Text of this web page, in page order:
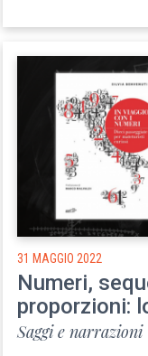
31 MAGGIO 2022
Numeri,
proporzioni:
Saggi e narrazioni